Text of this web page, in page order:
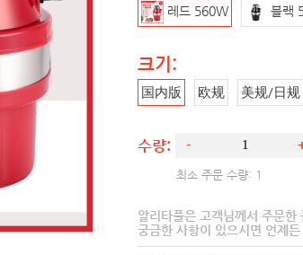
레드 560W 블랙
크기:
国内版 欧规 美规/日规
수량: -
최소 주문 수량: 1
알리타플은 고객님께서 주문한
궁금한 사항이 있으시면 언제든